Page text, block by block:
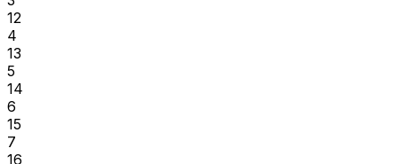
12
4
13
5
14
6
15
7
16